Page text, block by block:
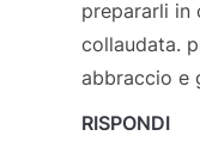
prepararli in
collaudata.
abbraccio e
RISPONDI